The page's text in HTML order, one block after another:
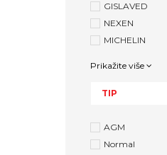
GISLAVED
NEXEN
MICHELIN
Prikažite više
TIP
AGM
Normal